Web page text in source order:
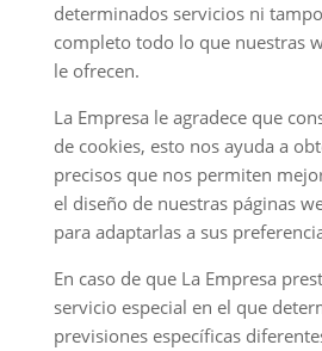
determinados servicios ni
completo todo lo que nuestras
le ofrecen.
La Empresa le agradece que
de cookies, esto nos ayuda a
precisos que nos permiten
el diseño de nuestras páginas
para adaptarlas a sus
En caso de que La Empresa
servicio especial en el que
previsiones específicas